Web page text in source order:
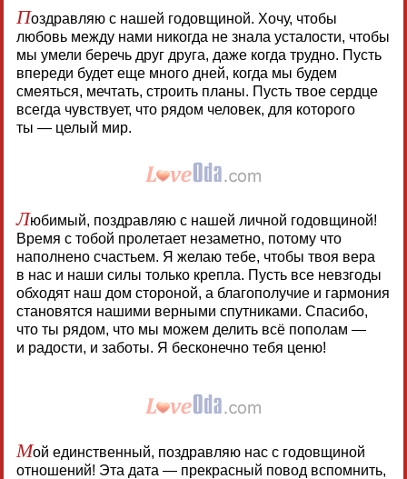
Поздравляю с нашей годовщиной. Хочу, чтобы
любовь между нами никогда не знала усталости, чтобы
мы умели беречь друг друга, даже когда трудно. Пусть
впереди будет еще много дней, когда мы будем
смеяться, мечтать, строить планы. Пусть твое сердце
всегда чувствует, что рядом человек, для которого
ты — целый мир.
Любимый, поздравляю с нашей личной годовщиной!
Время с тобой пролетает незаметно, потому что
наполнено счастьем. Я желаю тебе, чтобы твоя вера
в нас и наши силы только крепла. Пусть все невзгоды
обходят наш дом стороной, а благополучие и гармония
становятся нашими верными спутниками. Спасибо,
что ты рядом, что мы можем делить всё пополам —
и радости, и заботы. Я бесконечно тебя ценю!
Мой единственный, поздравляю нас с годовщиной
отношений! Эта дата — прекрасный повод вспомнить,